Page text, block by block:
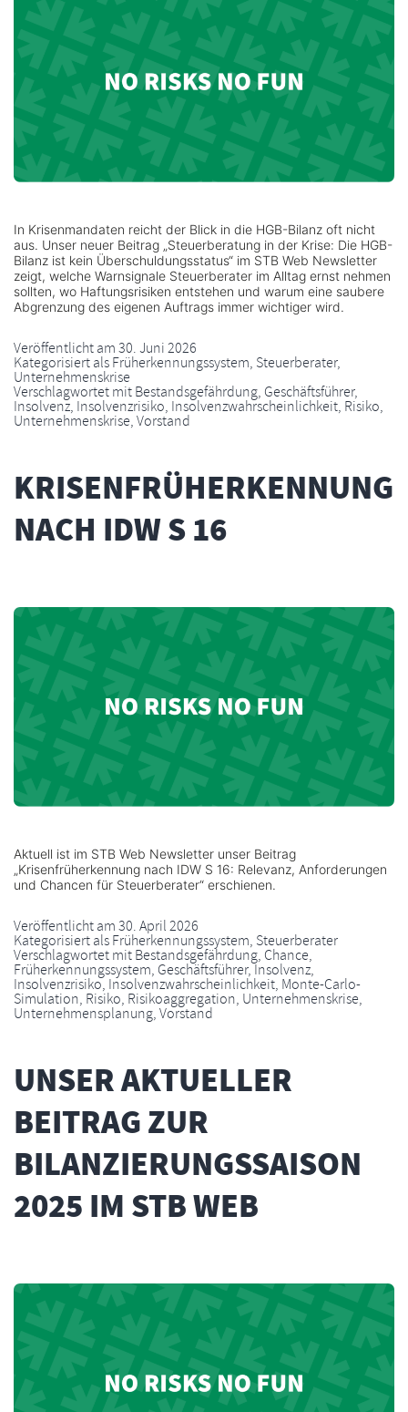
In Krisenmandaten reicht der Blick in die HGB-Bilanz oft nicht
aus. Unser neuer Beitrag „Steuerberatung in der Krise: Die HGB-
Bilanz ist kein Überschuldungsstatus“ im STB Web Newsletter
zeigt, welche Warnsignale Steuerberater im Alltag ernst nehmen
sollten, wo Haftungsrisiken entstehen und warum eine saubere
Abgrenzung des eigenen Auftrags immer wichtiger wird.
Veröffentlicht am30. Juni 2026
Kategorisiert alsFrüherkennungssystem, Steuerberater,
Unternehmenskrise
Verschlagwortet mitBestandsgefährdung, Geschäftsführer,
Insolvenz, Insolvenzrisiko, Insolvenzwahrscheinlichkeit, Risiko,
Unternehmenskrise,Vorstand
KRISENFRÜHERKENNUNG
NACH IDW S 16
Aktuell ist im STB Web Newsletter unser Beitrag
„Krisenfrüherkennung nach IDW S 16: Relevanz, Anforderungen
und Chancen für Steuerberater“ erschienen.
Veröffentlicht am30. April 2026
Kategorisiert alsFrüherkennungssystem, Steuerberater
Verschlagwortet mitBestandsgefährdung, Chance,
Früherkennungssystem, Geschäftsführer,Insolvenz,
Insolvenzrisiko, Insolvenzwahrscheinlichkeit, Monte-Carlo-
Simulation, Risiko, Risikoaggregation, Unternehmenskrise,
Unternehmensplanung,Vorstand
UNSER AKTUELLER
BEITRAG ZUR
BILANZIERUNGSSAISON
2025 IM STB WEB